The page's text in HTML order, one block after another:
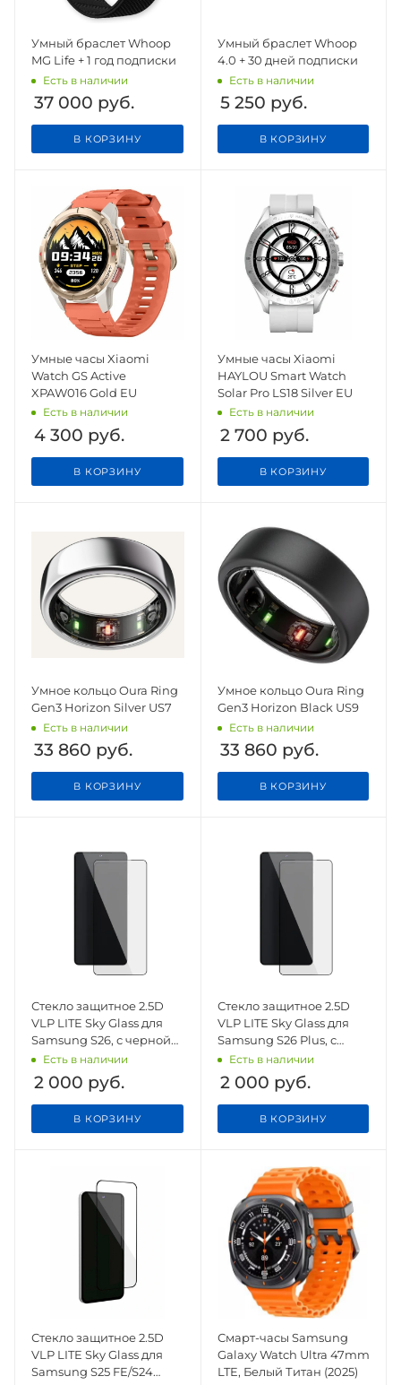
Умный браслет Whoop
MG Life + 1 год подписки
Есть в наличии
37 000 руб.
В КОРЗИНУ
Умный браслет Whoop
4.0 + 30 дней подписки
Есть в наличии
5 250 руб.
В КОРЗИНУ
Умные часы Xiaomi
Watch GS Active
XPAW016 Gold EU
Есть в наличии
4 300 руб.
В КОРЗИНУ
Умные часы Xiaomi
HAYLOU Smart Watch
Solar Pro LS18 Silver EU
Есть в наличии
2 700 руб.
В КОРЗИНУ
Умное кольцо Oura Ring
Gen3 Horizon Silver US7
Есть в наличии
33 860 руб.
В КОРЗИНУ
Умное кольцо Oura Ring
Gen3 Horizon Black US9
Есть в наличии
33 860 руб.
В КОРЗИНУ
Стекло защитное 2.5D
VLP LITE Sky Glass для
Samsung S26, с черной
рамкой
Есть в наличии
2 000 руб.
В КОРЗИНУ
Стекло защитное 2.5D
VLP LITE Sky Glass для
Samsung S26 Plus, с
черной рамкой
Есть в наличии
2 000 руб.
В КОРЗИНУ
Стекло защитное 2.5D
VLP LITE Sky Glass для
Samsung S25 FE/S24
Смарт-часы Samsung
Galaxy Watch Ultra 47mm
LTE, Белый Титан (2025)